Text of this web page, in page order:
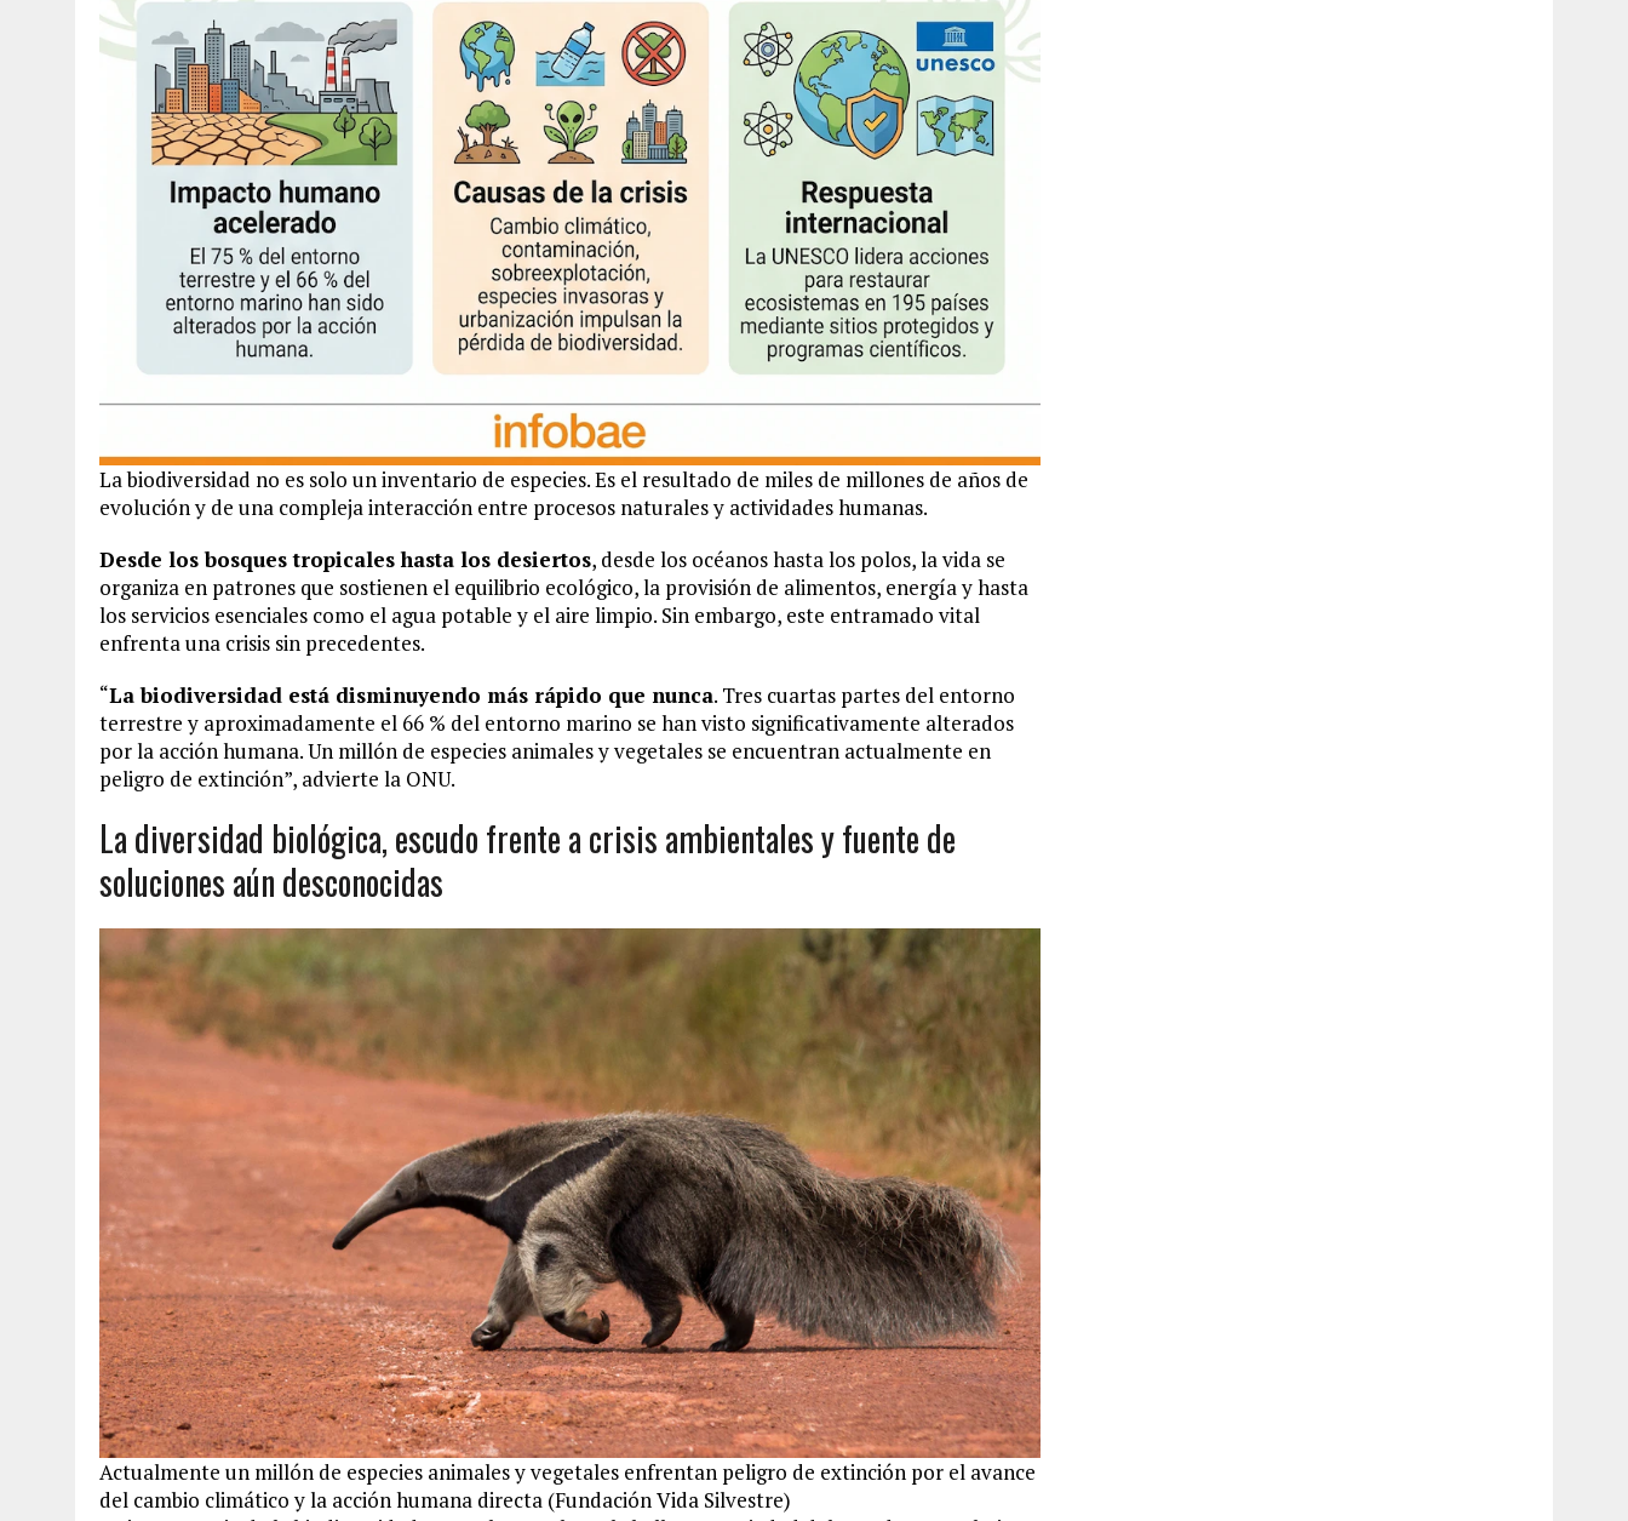
La biodiversidad no es solo un inventario de especies. Es el resultado de miles de millones de años de
evolución y de una compleja interacción entre procesos naturales y actividades humanas.
Desde los bosques tropicales hasta los desiertos, desde los océanos hasta los polos, la vida se
organiza en patrones que sostienen el equilibrio ecológico, la provisión de alimentos, energía y hasta
los servicios esenciales como el agua potable y el aire limpio. Sin embargo, este entramado vital
enfrenta una crisis sin precedentes.
“La biodiversidad está disminuyendo más rápido que nunca. Tres cuartas partes del entorno
terrestre y aproximadamente el 66 % del entorno marino se han visto significativamente alterados
por la acción humana. Un millón de especies animales y vegetales se encuentran actualmente en
peligro de extinción”, advierte la ONU.
La diversidad biológica, escudo frente a crisis ambientales y fuente de
soluciones aún desconocidas
Actualmente un millón de especies animales y vegetales enfrentan peligro de extinción por el avance
del cambio climático y la acción humana directa (Fundación Vida Silvestre)